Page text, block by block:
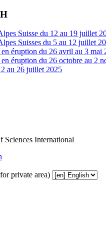
Suisse du 12 au 19 juillet
Suisses du 5 au 12 juillet
éruption du 26 avril au 3 mai
éruption du 26 octobre au 2
au 26 juillet 2025
International
private area)